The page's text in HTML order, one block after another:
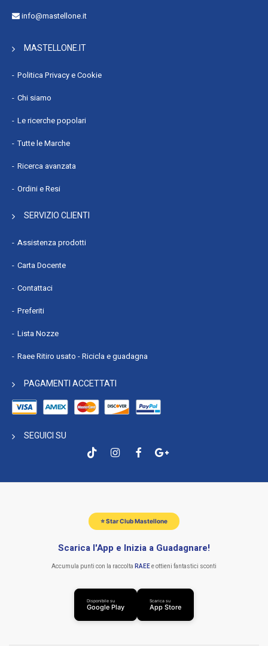
info@mastellone.it
MASTELLONE.IT
Politica Privacy e Cookie
Chi siamo
Le ricerche popolari
Tutte le Marche
Ricerca avanzata
Ordini e Resi
SERVIZIO CLIENTI
Assistenza prodotti
Carta Docente
Contattaci
Preferiti
Lista Nozze
Raee Ritiro usato - Ricicla e guadagna
PAGAMENTI ACCETTATI
SEGUICI SU
⭐ Star Club Mastellone
Scarica l'App e Inizia a Guadagnare!
Accumula punti con la raccolta RAEEe ottieni fantastici sconti
Disponibile su
Google Play
Scarica su
App Store